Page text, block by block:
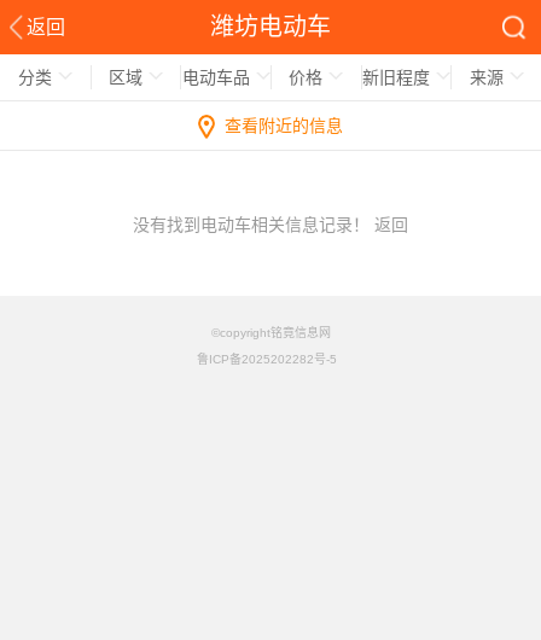
返回 潍坊电动车
分类 区域 电动车品 价格 新旧程度 来源
查看附近的信息
没有找到电动车相关信息记录！ 返回
©copyright铭竟信息网
鲁ICP备2025202282号-5